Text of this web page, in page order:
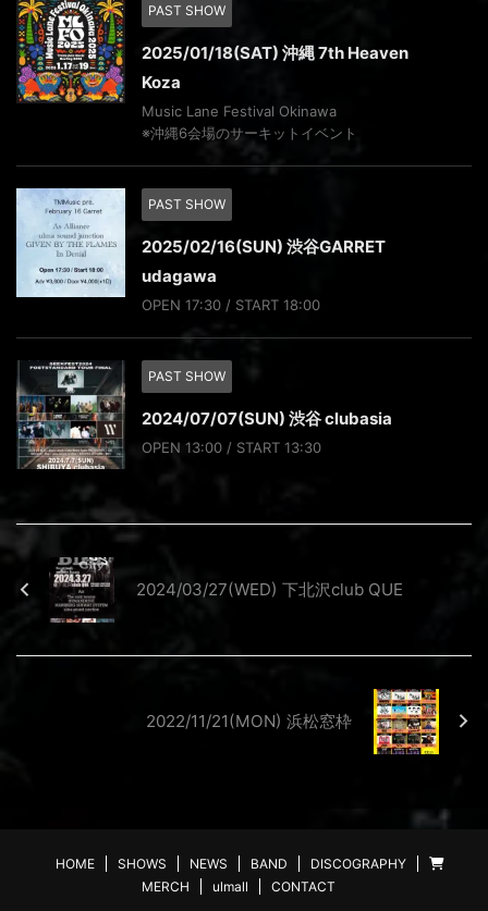
PAST SHOW
2025/01/18(SAT) 沖縄 7th Heaven
Koza
Music Lane Festival Okinawa
※沖縄6会場のサーキットイベント
PAST SHOW
2025/02/16(SUN) 渋谷GARRET
udagawa
OPEN 17:30 / START 18:00
PAST SHOW
2024/07/07(SUN) 渋谷 clubasia
OPEN 13:00 / START 13:30
2024/03/27(WED) 下北沢club QUE
2022/11/21(MON) 浜松窓枠
HOME SHOWS NEWS BAND
DISCOGRAPHY
MERCH
ulmall CONTACT